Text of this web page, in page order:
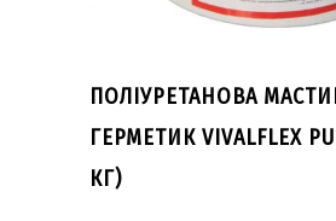
ПОЛІУРЕТАНОВА
ГЕРМЕТИК VIVALFLEX
КГ)